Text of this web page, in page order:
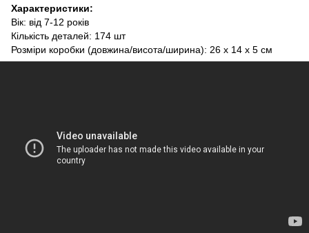
Характеристики:
Вік: від 7-12 років
Кількість деталей: 174 шт
Розміри коробки (довжина/висота/ширина): 26 х 14 х 5 см